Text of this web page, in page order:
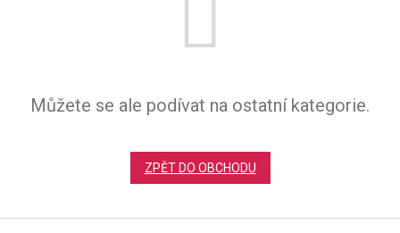
Můžete se ale podívat na ostatní kategorie.
ZPĚT DO OBCHODU